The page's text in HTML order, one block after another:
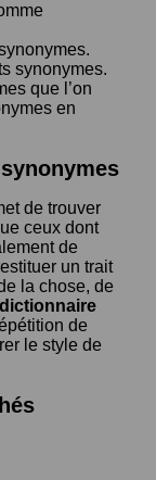
synonymes.
que l’on
en
de trouver
ceux dont
de
un trait
la chose, de
dictionnaire
de
le style de